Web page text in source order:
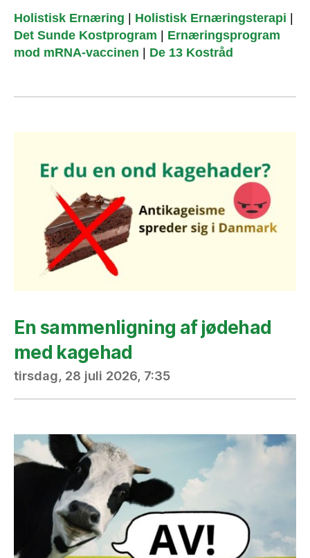
Holistisk Ernæring | Holistisk Ernæringsterapi |
Det Sunde Kostprogram | Ernæringsprogram
mod mRNA-vaccinen | De 13 Kostråd
En sammenligning af jødehad
med kagehad
tirsdag, 28 juli 2026, 7:35